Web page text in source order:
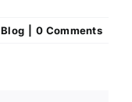
Blog 0 Comments